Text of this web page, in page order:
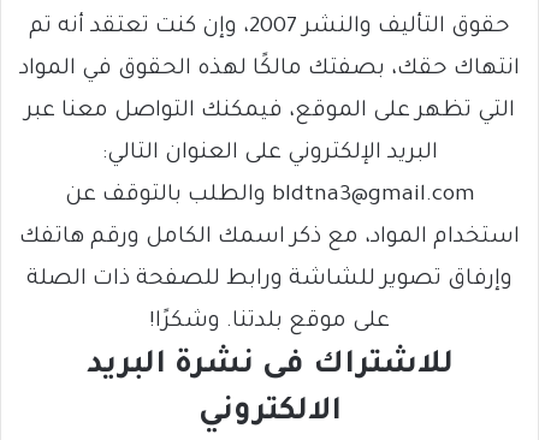
حقوق التأليف والنشر 2007، وإن كنت تعتقد أنه تم
انتهاك حقك، بصفتك مالكًا لهذه الحقوق في المواد
التي تظهر على الموقع، فيمكنك التواصل معنا عبر
البريد الإلكتروني على العنوان التالي:
bldtna3@gmail.com والطلب بالتوقف عن
استخدام المواد، مع ذكر اسمك الكامل ورقم هاتفك
وإرفاق تصوير للشاشة ورابط للصفحة ذات الصلة
على موقع بلدتنا. وشكرًا!
للاشتراك فى نشرة البريد
الالكتروني